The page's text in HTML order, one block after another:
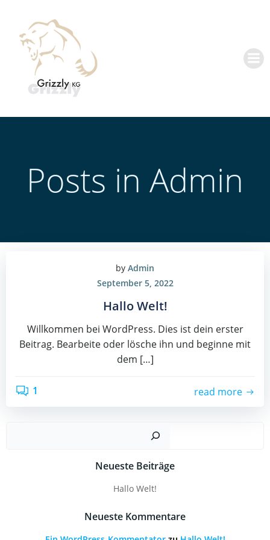
Posts in Admin
by Admin
September 5, 2022
Hallo Welt!
Willkommen bei WordPress. Dies ist dein erster
Beitrag. Bearbeite oder lösche ihn und beginne mit
dem […]
1 read more
Neueste Beiträge
Hallo Welt!
Neueste Kommentare